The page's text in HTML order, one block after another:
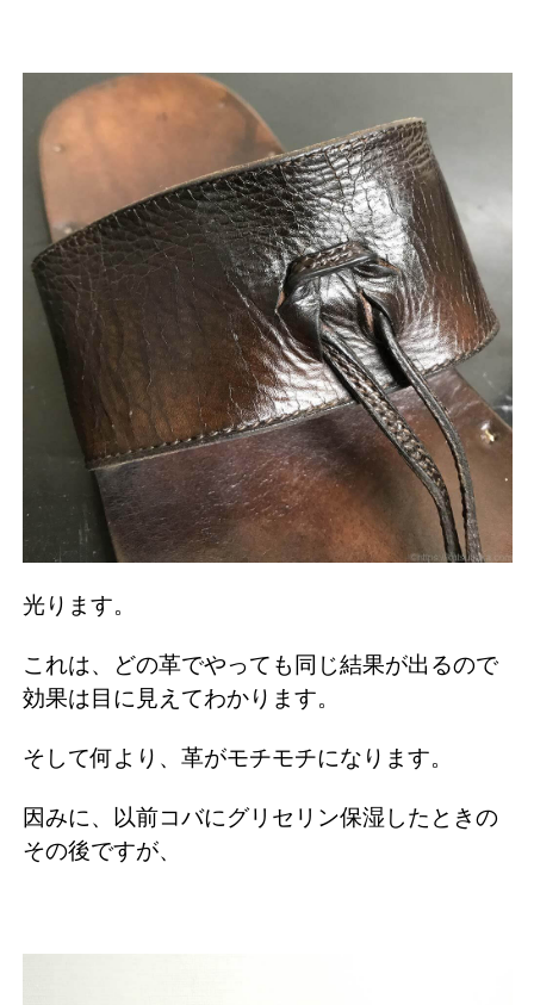
光ります。
これは、どの革でやっても同じ結果が出るので
効果は目に見えてわかります。
そして何より、革がモチモチになります。
因みに、以前コバにグリセリン保湿したときの
その後ですが、